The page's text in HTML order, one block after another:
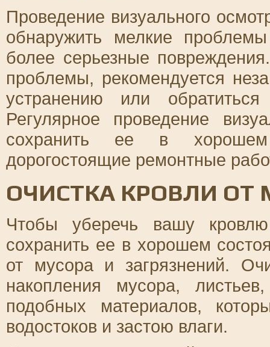
Проведение визуального
обнаружить мелкие
более серьезные
проблемы, рекомендуется
устранению или
Регулярное проведение
сохранить ее в хорошем
дорогостоящие ремонтные
ОЧИСТКА КРОВЛИ ОТ
Чтобы уберечь вашу
сохранить ее в хорошем
от мусора и загрязнений.
накопления мусора,
подобных материалов,
водостоков и застою влаги.